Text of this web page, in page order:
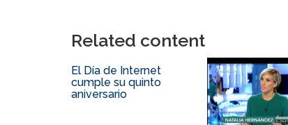
Related content
El Día de Internet
cumple su quinto
aniversario